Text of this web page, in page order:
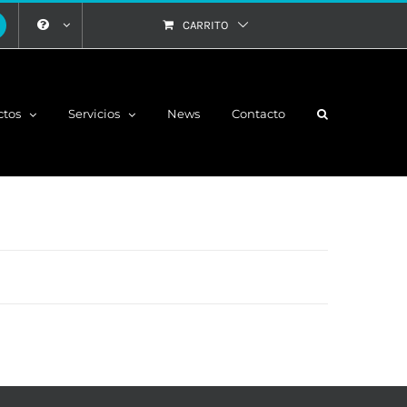
CARRITO
Servicios News Contacto